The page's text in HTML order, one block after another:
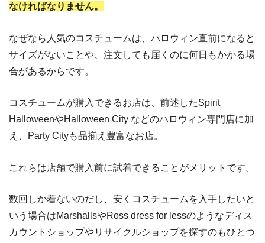
なければなりません。
なぜなら人気のコスチュームは、ハロウィン直前になると
サイズがないことや、注文しても届くのに何日もかかる場
合があるからです。
コスチュームが購入できるお店は、前述したSpirit
HalloweenやHalloween City などのハロウィン専門店に加
え、Party Cityも品揃え豊富なお店。
これらは店舗で購入前に試着できることがメリットです。
数回しか着ないのだし、安くコスチュームを入手したいと
いう場合はMarshallsやRoss dress for lessのようなディス
カウントショップやリサイクルショップを探すのもひとつ